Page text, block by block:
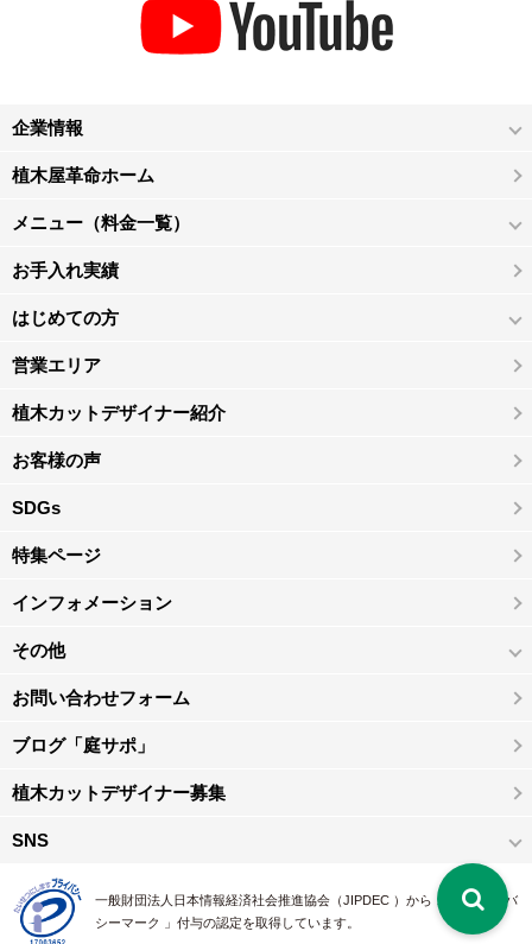
企業情報
植木屋革命ホーム
メニュー（料金一覧）
お手入れ実績
はじめての方
営業エリア
植木カットデザイナー紹介
お客様の声
SDGs
特集ページ
インフォメーション
その他
お問い合わせフォーム
ブログ「庭サポ」
植木カットデザイナー募集
SNS
一般財団法人日本情報経済社会推進協会（JIPDEC ）から 、「 プライバ
シーマーク 」付与の認定を取得しています。